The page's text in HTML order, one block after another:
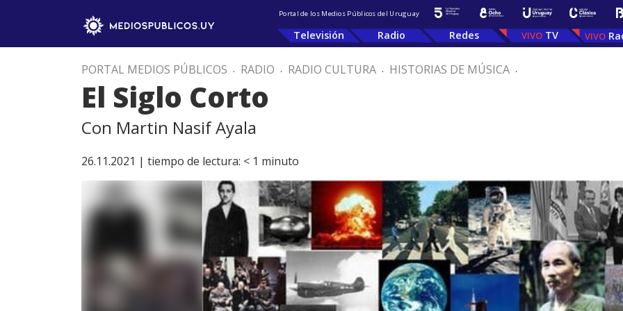
Portal de los Medios Públicos del Uruguay
Televisión Radio Redes TV
PORTAL MEDIOS PÚBLICOS . RADIO . RADIO CULTURA . HISTORIAS DE MÚSICA .
El Siglo Corto
Con Martin Nasif Ayala
26.11.2021 | tiempo de lectura: < 1 minuto